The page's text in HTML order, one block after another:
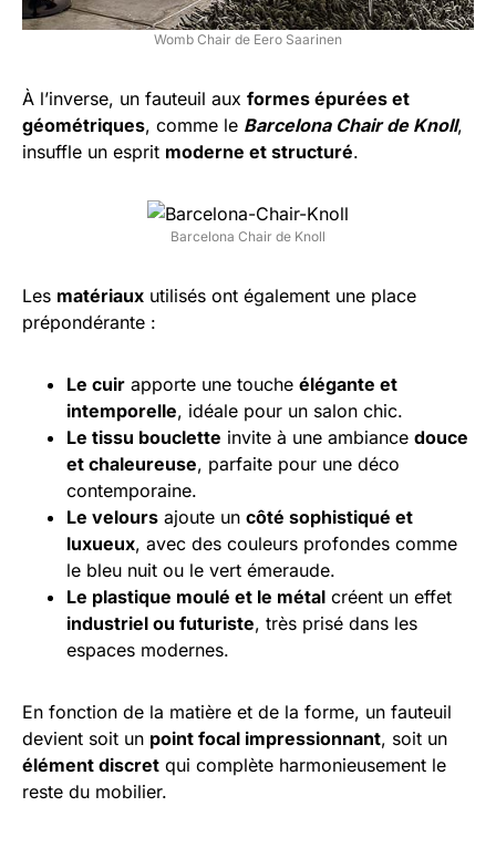
Womb Chair de Eero Saarinen
À l’inverse, un fauteuil aux formes épurées et
géométriques, comme le Barcelona Chair de Knoll,
insuffle un esprit moderne et structuré.
Barcelona Chair de Knoll
Les matériaux utilisés ont également une place
prépondérante :
Le cuir apporte une touche élégante et
intemporelle, idéale pour un salon chic.
Le tissu bouclette invite à une ambiance douce
et chaleureuse, parfaite pour une déco
contemporaine.
Le velours ajoute un côté sophistiqué et
luxueux, avec des couleurs profondes comme
le bleu nuit ou le vert émeraude.
Le plastique moulé et le métal créent un effet
industriel ou futuriste, très prisé dans les
espaces modernes.
En fonction de la matière et de la forme, un fauteuil
devient soit un point focal impressionnant, soit un
élément discret qui complète harmonieusement le
reste du mobilier.